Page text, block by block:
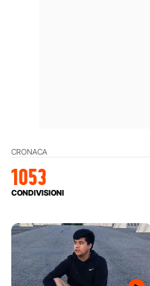
CRONACA
1053
CONDIVISIONI